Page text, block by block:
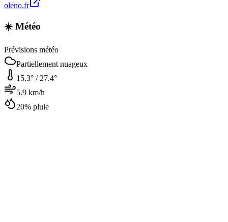
oleno.fr
☀️ Météo
Prévisions météo
Partiellement nuageux
15.3° / 27.4°
5.9 km/h
20% pluie